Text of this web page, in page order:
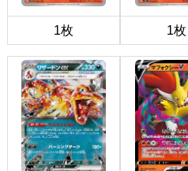
1枚 1枚